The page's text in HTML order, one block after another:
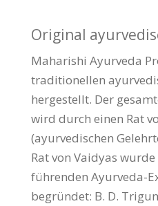
Original
Maharishi Ayurveda
traditionellen
hergestellt. Der
wird durch einen Rat
(ayurvedischen
Rat von Vaidyas
führenden Ayurveda-
begründet: B. D.